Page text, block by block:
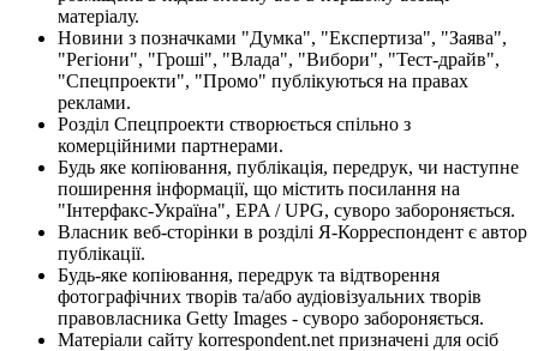
матеріалу.
Новини з позначками "Думка", "Експертиза", "Заява",
"Регіони", "Гроші", "Влада", "Вибори", "Тест-драйв",
"Спецпроекти", "Промо" публікуються на правах
реклами.
Розділ Спецпроекти створюється спільно з
комерційними партнерами.
Будь яке копіювання, публікація, передрук, чи наступне
поширення інформації, що містить посилання на
"Інтерфакс-Україна", EPA / UPG, суворо забороняється.
Власник веб-сторінки в розділі Я-Корреспондент є автор
публікації.
Будь-яке копіювання, передрук та відтворення
фотографічних творів та/або аудіовізуальних творів
правовласника Getty Images - суворо забороняється.
Матеріали сайту korrespondent.net призначені для осіб